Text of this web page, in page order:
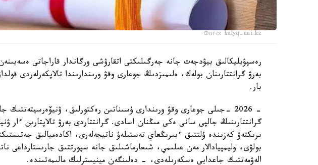
Фото: halyq-uni.kz
رەسپۋبليكالىق بيۋدجەت جانە جەرگىلىكتى اتقارۋشى ورگاندار قاراجاتى
بەرۋ گرانتتارىنان بولەك، ەلىمىزدىڭ جوعارى وقۋ ورىندارىندا تالاپكەرلەردى
بار.
- 2026 -جىلى جوعارى وقۋ ورىندارى ۇسىناتىن رەكتورلىق، ۋنيۆەرسيتەتتىك
گرانتتارىنىڭ جالپى سانى ەكى مىڭنان اسادى. گرانتتاردى بەرۋ تالاپتارىن ءار
ىرىكتەۋ كەزىندە ۇلتتىق ءبىرىڭعاي تەستىلەۋ ناتيجەلەرى، اكادەميالىق
بولۋى، وليمپيادالار مەن عىلىمي، شىعارماشىلىق جانە سپورتتىق جارىستارداعى
الەۋمەتتىك جاعدايى ەسكەرىلەدى، - دەلىنگەن مينيسترلىك مالىمەتىندە.